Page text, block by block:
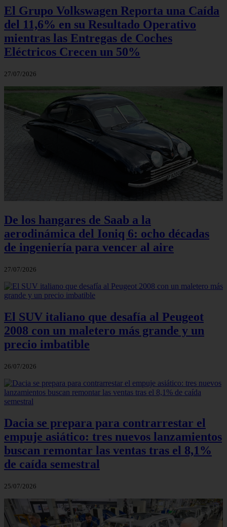
El Grupo Volkswagen Reporta una Caída
del 11,6% en su Resultado Operativo
mientras las Entregas de Coches
Eléctricos Crecen un 50%
27/07/2026
De los hangares de Saab a la
aerodinámica del Ioniq 6: ocho décadas
de ingeniería para vencer al aire
27/07/2026
El SUV italiano que desafía al Peugeot
2008 con un maletero más grande y un
precio imbatible
26/07/2026
Dacia se prepara para contrarrestar el
empuje asiático: tres nuevos lanzamientos
buscan remontar las ventas tras el 8,1%
de caída semestral
25/07/2026